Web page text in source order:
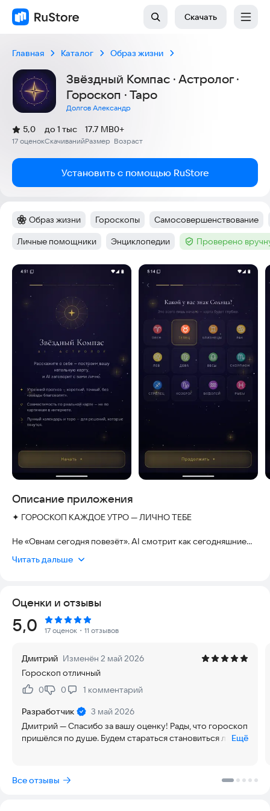
Скачать
Главная Каталог Образ жизни
Звёздный Компас · Астролог ·
Гороскоп · Таро
Долгов Александр
Рейтинг:
5,0
(
17 оценок
)
Скачиваний
до 1 тыс
Размер
17.7 MB
Возраст
0+
Установить с помощью RuStore
Категория:
Образ жизни Тег:
Гороскопы Тег:
Самосовершенствование
Тег:
Личные помощники Тег:
Энциклопедии Тег :Проверено
Скриншоты
Описание приложения
✦ ГОРОСКОП КАЖДОЕ УТРО — ЛИЧНО ТЕБЕ
Не «Овнам сегодня повезёт». AI смотрит как сегодняшние
на твою натальную карту и пишет короткий, точный текст по
заметить, кому
ответить, что отложить до завтра.
Утренний push приходит в выбранное тобой время —
которую хочется заскринить. Серия дней копится:
пропустил день —
счётчик обнулился. Маленький якорь, который держит
◎ НАТАЛЬНАЯ КАРТА — ПО-НАСТОЯЩЕМУ
10 планет, 12 домов, аспекты по реальным эфемеридам. Тап
Большая Тройка:
Читать дальше
Оценки и отзывы
Рейтинг:
5,0 17 оценок ・11 отзывов
Дмитрий Изменён 2 май 2026
Гороскоп отличный
Нравится:
0Не нравится:
0 1 комментарий
Разработчик
3 май 2026
Дмитрий — Спасибо за вашу оценку! Рады, что гороскоп
пришёлся по душе. Будем стараться становиться лучше
Ещё
Все отзывы